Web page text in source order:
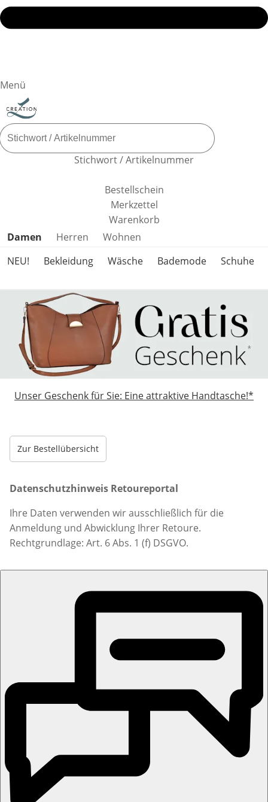
Menü
Stichwort / Artikelnummer
Bestellschein
Merkzettel
Warenkorb
Produktkategorien überspringen
Damen Herren
Wohnen
NEU!
Bekleidung Wäsche Bademode Schuhe
Unser Geschenk für Sie: Eine attraktive Handtasche!*
Zur Bestellübersicht
Datenschutzhinweis Retoureportal
Ihre Daten verwenden wir ausschließlich für die
Anmeldung und Abwicklung Ihrer Retoure.
Rechtgrundlage: Art. 6 Abs. 1 (f) DSGVO.